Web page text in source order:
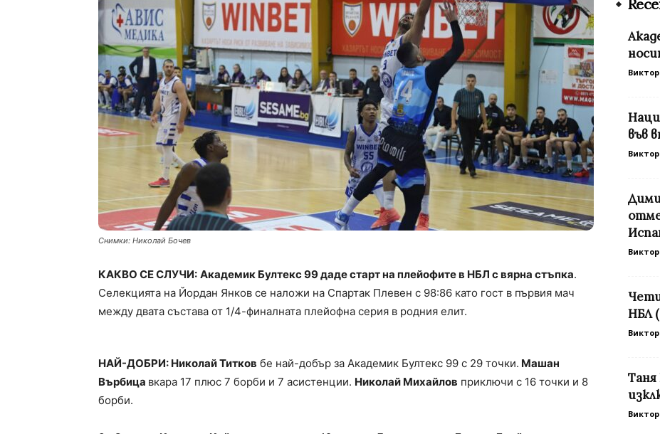
Снимки: Николай Бочев
КАКВО СЕ СЛУЧИ: Академик Бултекс 99 даде старт на плейофите в НБЛ с вярна стъпка.
Селекцията на Йордан Янков се наложи на Спартак Плевен с 98:86 като гост в първия мач
между двата състава от 1/4-финалната плейофна серия в родния елит.
НАЙ-ДОБРИ: Николай Титков бе най-добър за Академик Бултекс 99 с 29 точки. Машан
Върбица вкара 17 плюс 7 борби и 7 асистенции. Николай Михайлов приключи с 16 точки и 8
борби.
във
НБЛ